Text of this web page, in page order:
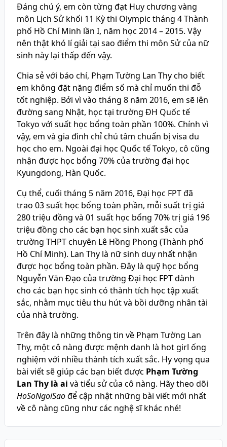
Đáng chú ý, em còn từng đạt Huy chương vàng
môn Lịch Sử khối 11 Kỳ thi Olympic tháng 4 Thành
phố Hồ Chí Minh lần I, năm học 2014 – 2015. Vậy
nên thật khó lí giải tại sao điểm thi môn Sử của nữ
sinh này lại thấp đến vậy.
Chia sẻ với báo chí, Phạm Tường Lan Thy cho biết
em không đặt nặng điểm số mà chỉ muốn thi đỗ
tốt nghiệp. Bởi vì vào tháng 8 năm 2016, em sẽ lên
đường sang Nhật, học tại trường ĐH Quốc tế
Tokyo với suất học bổng toàn phần 100%. Chính vì
vậy, em và gia đình chỉ chú tâm chuẩn bị visa du
học cho em. Ngoài đại học Quốc tế Tokyo, cô cũng
nhận được học bổng 70% của trường đại học
Kyungdong, Hàn Quốc.
Cụ thể, cuối tháng 5 năm 2016, Đại học FPT đã
trao 03 suất học bổng toàn phần, mỗi suất trị giá
280 triệu đồng và 01 suất học bổng 70% trị giá 196
triệu đồng cho các bạn học sinh xuất sắc của
trường THPT chuyên Lê Hồng Phong (Thành phố
Hồ Chí Minh). Lan Thy là nữ sinh duy nhất nhận
được học bổng toàn phần. Đây là quỹ học bổng
Nguyễn Văn Đạo của trường Đại học FPT dành
cho các bạn học sinh có thành tích học tập xuất
sắc, nhằm mục tiêu thu hút và bồi dưỡng nhân tài
của nhà trường.
Trên đây là những thông tin về Phạm Tường Lan
Thy, một cô nàng được mệnh danh là hot girl ống
nghiệm với nhiều thành tích xuất sắc. Hy vọng qua
bài viết sẽ giúp các bạn biết được Phạm Tường
Lan Thy là ai và tiểu sử của cô nàng. Hãy theo dõi
HoSoNgoiSaođể cập nhật những bài viết mới nhất
về cô nàng cũng như các nghệ sĩ khác nhé!